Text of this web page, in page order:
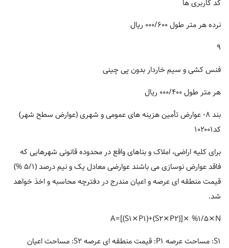
کد کاربری ها
نرده هر متر طول ۰۰۰/۶۰۰ ریال
۹
فنس کشی و سیم خاردار بدون پی چینی
هر متر طول ۰۰۰/۴۰۰ ریال
بند ۸- عوارض تأمین هزینه های عمومی و شهری (عوارض سطح شهر)
کد۱۰۲۰۰۱
برای کلیه اراضی، املاک و بناهای واقع در محدوده قانونی شهرهایی که
فاقد عوارض نوسازی می باشند عوارضی معادل یک و نیم درصد (۵/۱ %)
قیمت منطقه ای عرصه و اعیان مندرج در دفترچه محاسبه و اخذ خواهد
شد.
A=[(S۱×P۱)+(S۲×P۲)]× %۱/۵×N
S۱: مساحت عرصه P۱: قیمت منطقه ای عرصه S۲: مساحت اعیان